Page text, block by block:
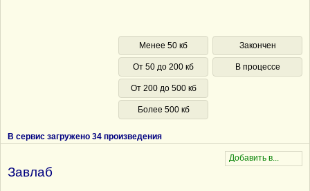
Менее 50 кб
От 50 до 200 кб
От 200 до 500 кб
Более 500 кб
Закончен
В процессе
В сервис загружено 34 произведения
Завлаб